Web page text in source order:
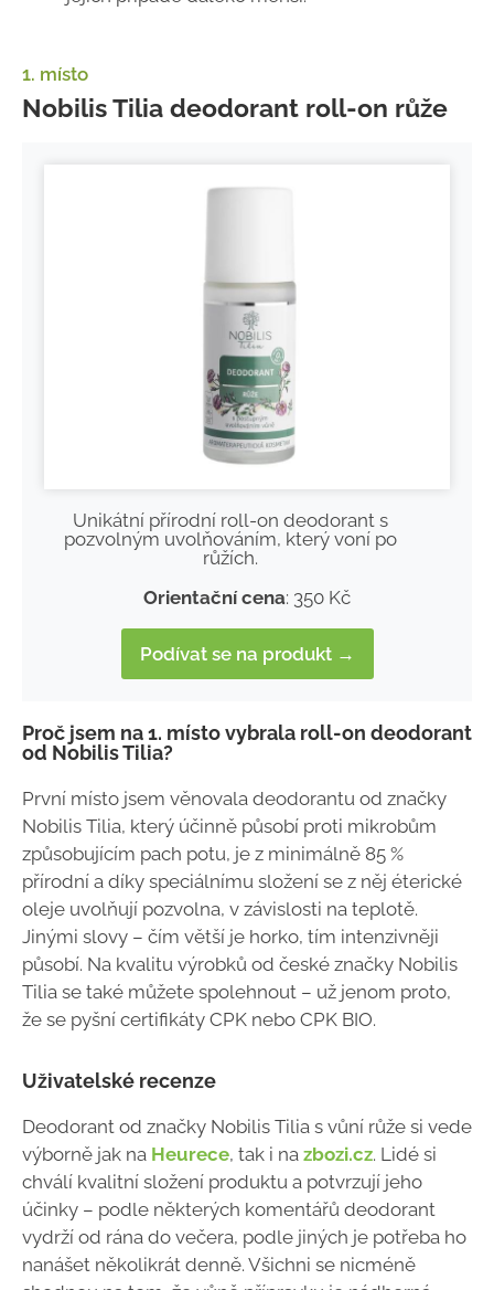
1. místo
Nobilis Tilia deodorant roll-on růže
Unikátní přírodní roll-on deodorant s
pozvolným uvolňováním, který voní po
růžích.
Orientační cena: 350 Kč
Podívat se na produkt →
Proč jsem na 1. místo vybrala roll-on deodorant
od Nobilis Tilia?
První místo jsem věnovala deodorantu od značky
Nobilis Tilia, který účinně působí proti mikrobům
způsobujícím pach potu, je z minimálně 85 %
přírodní a díky speciálnímu složení se z něj éterické
oleje uvolňují pozvolna, v závislosti na teplotě.
Jinými slovy – čím větší je horko, tím intenzivněji
působí. Na kvalitu výrobků od české značky Nobilis
Tilia se také můžete spolehnout – už jenom proto,
že se pyšní certifikáty CPK nebo CPK BIO.
Uživatelské recenze
Deodorant od značky Nobilis Tilia s vůní růže si vede
výborně jak na Heurece, tak i na zbozi.cz. Lidé si
chválí kvalitní složení produktu a potvrzují jeho
účinky – podle některých komentářů deodorant
vydrží od rána do večera, podle jiných je potřeba ho
nanášet několikrát denně. Všichni se nicméně